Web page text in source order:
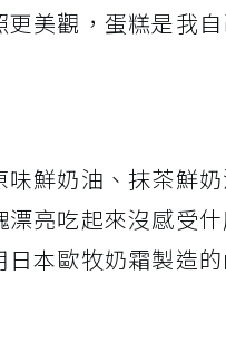
美觀，蛋糕是我
鮮奶油、抹茶鮮
亮吃起來沒感受
本歐牧奶霜製造